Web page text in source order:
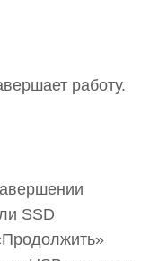
работу.
SSD